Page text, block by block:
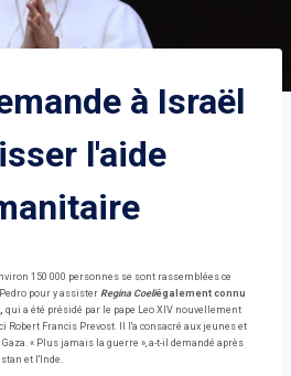
à Israël
l'aide
150 000 personnes se sont rassemblées ce
pour y assister Regina Coeliégalement connu
qui a été présidé par le pape Leo XIV nouvellement
Francis Prevost. Il l'a consacré aux jeunes et
« Plus jamais la guerre », a-t-il demandé après
et l'Inde.